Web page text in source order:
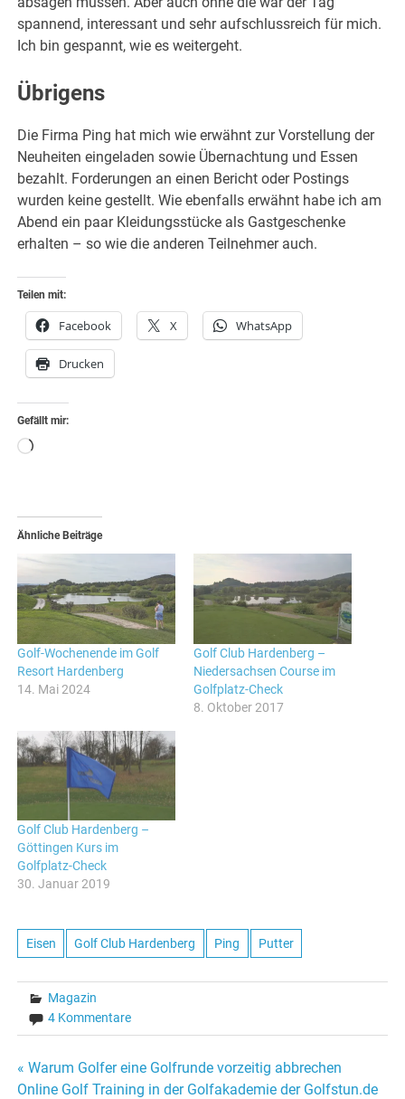
spannend, interessant und sehr aufschlussreich für mich.
Ich bin gespannt, wie es weitergeht.
Übrigens
Die Firma Ping hat mich wie erwähnt zur Vorstellung der
Neuheiten eingeladen sowie Übernachtung und Essen
bezahlt. Forderungen an einen Bericht oder Postings
wurden keine gestellt. Wie ebenfalls erwähnt habe ich am
Abend ein paar Kleidungsstücke als Gastgeschenke
erhalten – so wie die anderen Teilnehmer auch.
Teilen mit:
Facebook X WhatsApp
Drucken
Gefällt mir:
Wird
Ähnliche Beiträge
Golf-Wochenende im Golf
Resort Hardenberg
14. Mai 2024
Golf Club Hardenberg –
Niedersachsen Course im
Golfplatz-Check
8. Oktober 2017
Golf Club Hardenberg –
Göttingen Kurs im
Golfplatz-Check
30. Januar 2019
Eisen Golf Club Hardenberg Ping Putter
Magazin
4 Kommentare
Beitragsnavigation
« Warum Golfer eine Golfrunde vorzeitig abbrechen
Online Golf Training in der Golfakademie der Golfstun.de